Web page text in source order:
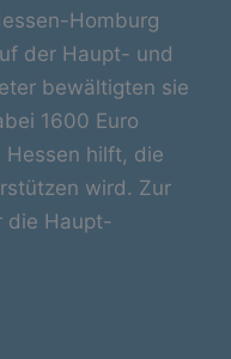
Homburg
der Haupt- und
bewältigten sie
1600 Euro
Hessen hilft, die
wird. Zur
die Haupt-